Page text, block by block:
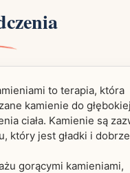
to terapia, która
kamienie do głębokiej
ciała. Kamienie są
który jest gładki i dobrze
gorącymi kamieniami,